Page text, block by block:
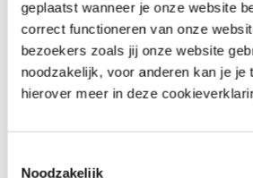
geplaatst wanneer je onze website
correct functioneren van onze
bezoekers zoals jij onze website
noodzakelijk, voor anderen kan je je
hierover meer in deze
Noodzakelijk